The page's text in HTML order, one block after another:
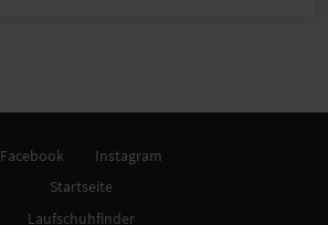
Facebook
Instagram
Startseite
Laufschuhfinder